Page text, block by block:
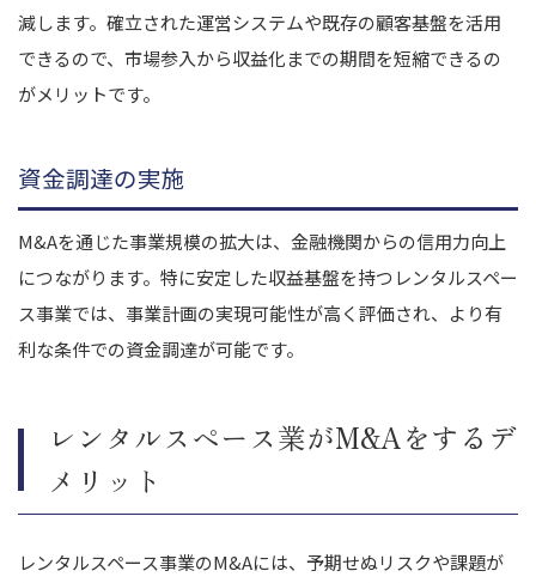
減します。確立された運営システムや既存の顧客基盤を活用
できるので、市場参入から収益化までの期間を短縮できるの
がメリットです。
資金調達の実施
M&Aを通じた事業規模の拡大は、金融機関からの信用力向上
につながります。特に安定した収益基盤を持つレンタルスペー
ス事業では、事業計画の実現可能性が高く評価され、より有
利な条件での資金調達が可能です。
レンタルスペース業がM&Aをするデ
メリット
レンタルスペース事業のM&Aには、予期せぬリスクや課題が